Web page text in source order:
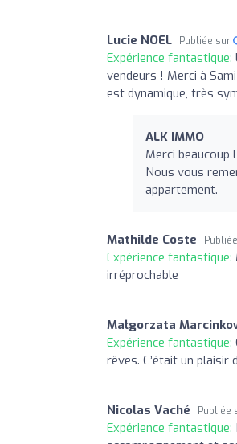
Lucie NOEL Publiée sur
Expérience fantastique:
vendeurs ! Merci à
est dynamique, très
ALK IMMO
Merci beaucoup
Nous vous
appartement.
Mathilde Coste
Expérience fantastique:
irréprochable
Małgorzata
Expérience fantastique:
rêves. C’était un plaisir
Nicolas Vaché Publiée
Expérience fantastique: